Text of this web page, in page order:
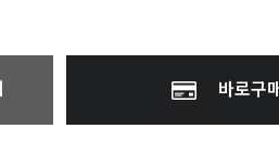
바로구